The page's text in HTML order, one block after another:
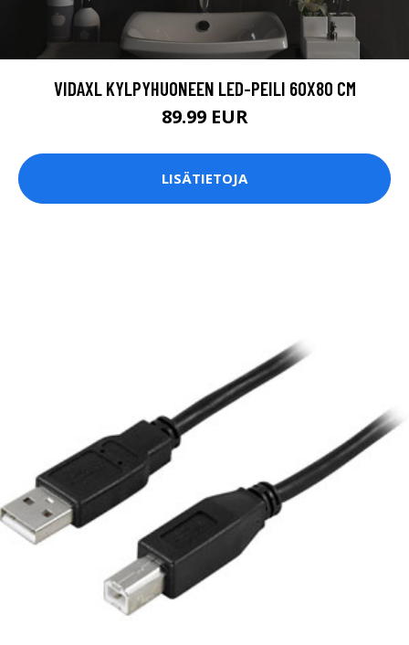
VIDAXL KYLPYHUONEEN LED-PEILI 60X80 CM
89.99 EUR
LISÄTIETOJA